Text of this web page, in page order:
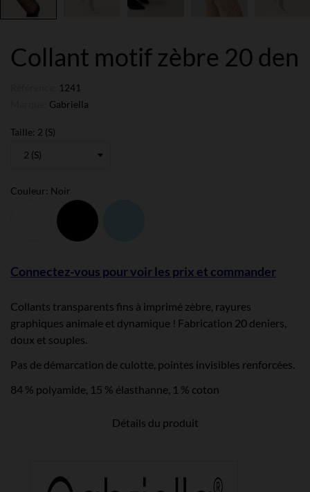
Collant motif zèbre 20 den
1241
Gabriella
Taille: 2 (S)
Couleur: Noir
Blanc
Connectez-vous pour voir les prix et commander
Collants transparents fins à imprimé zèbre, rayures
graphiques animale et dynamique ! Fabrication 20 deniers,
doux et souples.
Pas de démarcation de culotte, pointes invisibles renforcées.
84 % polyamide, 15 % élasthanne, 1 % coton
Détails du produit